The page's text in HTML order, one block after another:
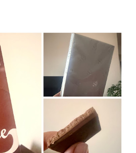
uso a noite). Informação do
SOLUÇÃO (eritromicina) é um
produzido por uma cepa de
É básico e forma rapidamente sais
e Apresentação ILOSONE
sob a forma líquida em
E ADULTO. Composição
base 20 mg Excipientes q.s....